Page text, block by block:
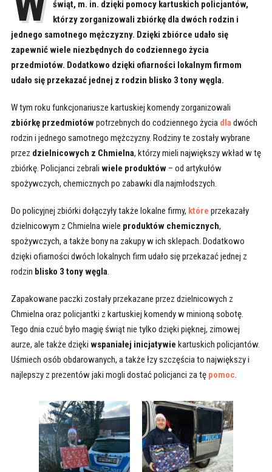
świąt, m. in. dzięki pomocy kartuskich policjantów,
którzy zorganizowali zbiórkę dla dwóch rodzin i
jednego samotnego mężczyzny. Dzięki zbiórce udało się
zapewnić wiele niezbędnych do codziennego życia
przedmiotów. Dodatkowo dzięki ofiarności lokalnym firmom
udało się przekazać jednej z rodzin blisko 3 tony węgla.
W tym roku funkcjonariusze kartuskiej komendy zorganizowali
zbiórkę przedmiotówpotrzebnych do codziennego życia dladwóch
rodzin i jednego samotnego mężczyzny. Rodziny te zostały wybrane
przez dzielnicowych z Chmielna, którzy mieli największy wkład w tę
zbiórkę. Policjanci zebrali wiele produktów– od artykułów
spożywczych, chemicznych po zabawki dla najmłodszych.
Do policyjnej zbiórki dołączyły także lokalne firmy, które przekazały
dzielnicowym z Chmielna wiele produktów chemicznych,
spożywczych, a także bony na zakupy w ich sklepach. Dodatkowo
dzięki ofiarności dwóch lokalnych firm udało się przekazać jednej z
rodzin blisko 3 tony węgla.
Zapakowane paczki zostały przekazane przez dzielnicowych z
Chmielna oraz policjantki z kartuskiej komendy w minioną sobotę.
Tego dnia czuć było magię świąt nie tylko dzięki pięknej, zimowej
aurze, ale także dzięki wspaniałej inicjatywie kartuskich policjantów.
Uśmiech osób obdarowanych, a także łzy szczęścia to największy i
najlepszy z prezentów jaki mogli dostać policjanci za tę pomoc.